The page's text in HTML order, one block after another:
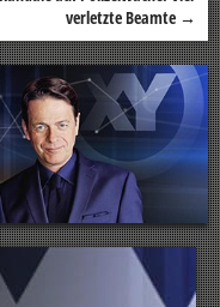
verletzte Beamte →